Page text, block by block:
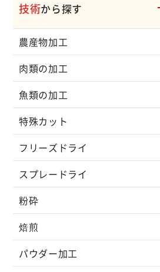
技術から探す
農産物加工
肉類の加工
魚類の加工
特殊カット
フリーズドライ
スプレードライ
粉砕
焙煎
パウダー加工